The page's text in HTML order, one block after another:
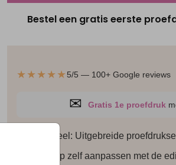
Save the date
Bestel een gratis eerste
★★★★★5/5 — 100+ Google reviews
✉ Gratis 1e proefdruk
Optioneel: Uitgebreide
Ontwerp zelf aanpassen met de